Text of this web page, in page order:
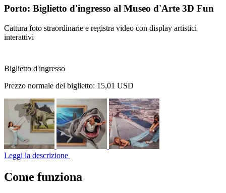
Porto: Biglietto d'ingresso al Museo d'Arte 3D Fun
Cattura foto straordinarie e registra video con display artistici
interattivi
Biglietto d'ingresso
Prezzo normale del biglietto: 15,01 USD
Leggi la descrizione
Come funziona